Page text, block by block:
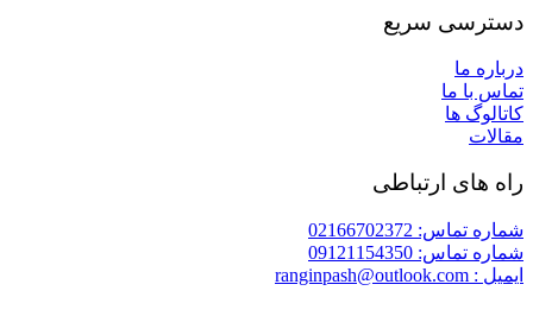
دسترسی سریع
درباره ما
تماس با ما
کاتالوگ ها
مقالات
راه های ارتباطی
شماره تماس: 02166702372
شماره تماس: 09121154350
ایمیل : ranginpash@outlook.com